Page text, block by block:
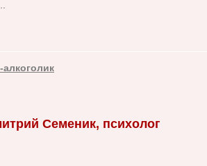
Семеник, психолог